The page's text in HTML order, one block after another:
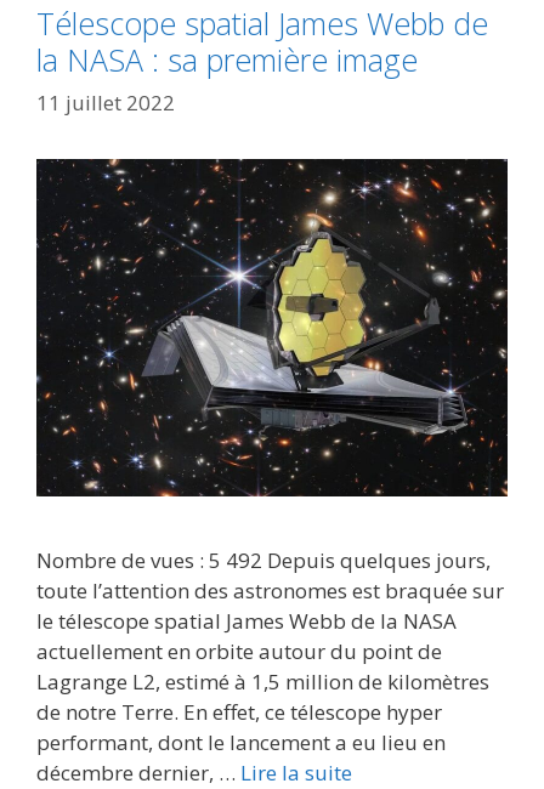
Télescope spatial James Webb de
la NASA : sa première image
11 juillet 2022
Nombre de vues : 5 492 Depuis quelques jours,
toute l’attention des astronomes est braquée sur
le télescope spatial James Webb de la NASA
actuellement en orbite autour du point de
Lagrange L2, estimé à 1,5 million de kilomètres
de notre Terre. En effet, ce télescope hyper
performant, dont le lancement a eu lieu en
décembre dernier, … Lire la suite